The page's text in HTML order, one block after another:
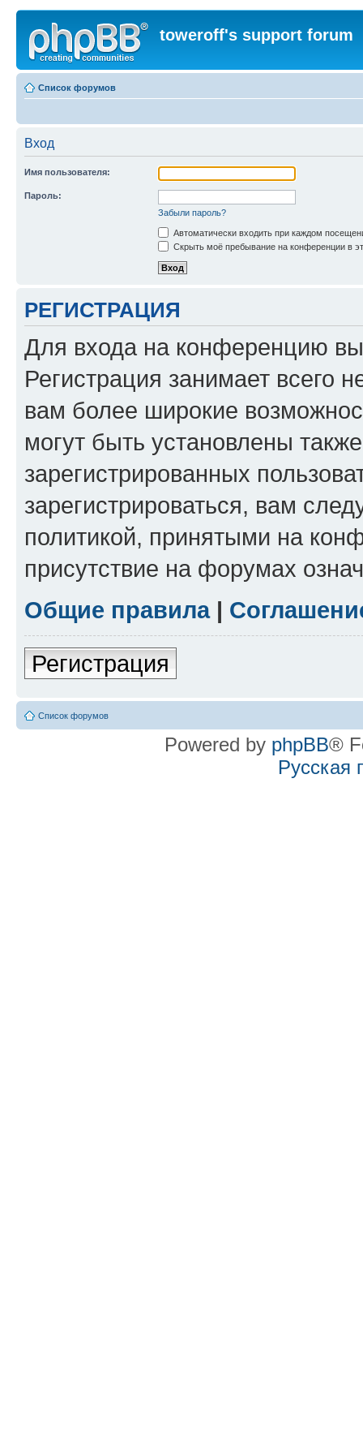
toweroff's support forum
Список форумов
Вход
Имя пользователя:
Пароль:
Забыли пароль?
Автоматически входить при каждом
Скрыть моё пребывание на конференции в
РЕГИСТРАЦИЯ
Для входа на конференцию
Регистрация занимает всего
вам более широкие
могут быть установлены
зарегистрированных
зарегистрироваться, вам
политикой, принятыми на
присутствие на форумах
Общие правила|
Регистрация
Список форумов
Powered by phpBB®
Русская